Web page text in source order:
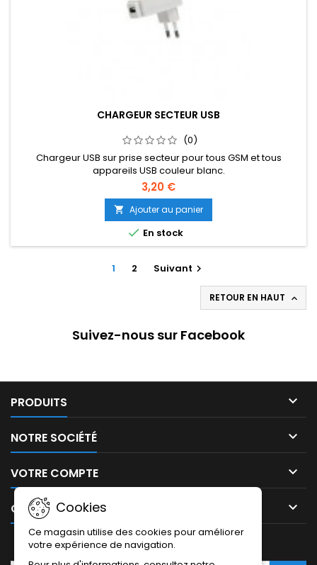
CHARGEUR SECTEUR USB
(0)
Chargeur USB sur prise secteur pour tous GSM et tous
appareils USB couleur blanc.
3,20 €
 Ajouter au panier
 En stock
1 2 Suivant 
RETOUR EN HAUT 
Suivez-nous sur Facebook
PRODUITS 
NOTRE SOCIÉTÉ 
VOTRE COMPTE 
CONTACT 
Cookies
Ce magasin utilise des cookies pour améliorer
votre expérience de navigation.
LETTRE D'INFORMATIONS